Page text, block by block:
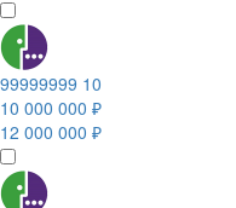
99999999 10
10 000 000 ₽
12 000 000 ₽